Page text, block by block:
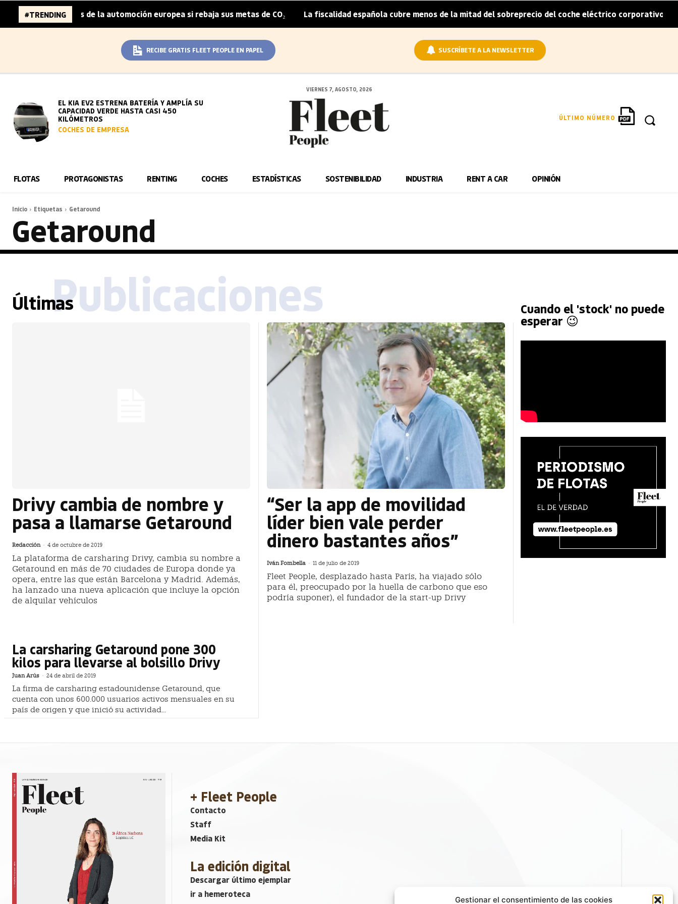
Gestionar el consentimiento de las cookies
#TRENDING
96.000 millones de la automoción europea si rebaja sus metas de CO₂ | La fiscalidad española cubre menos de la mitad del sobreprecio del coche eléctrico corporativo |
RECIBE GRATIS FLEET PEOPLE EN PAPEL SUSCRÍBETE A LA NEWSLETTER
EL KIA EV2 ESTRENA BATERÍA Y AMPLÍA SU
CAPACIDAD VERDE HASTA CASI 450
KILÓMETROS
COCHES DE EMPRESA
VIERNES 7, AGOSTO, 2026
ÚLTIMO NÚMERO
FLOTAS PROTAGONISTAS RENTING COCHES ESTADÍSTICAS SOSTENIBILIDAD INDUSTRIA RENT A CAR OPINIÓN
Inicio Etiquetas Getaround
Getaround
ÚltimasPublicaciones
Drivy cambia de nombre y
pasa a llamarse Getaround
Redacción - 4 de octubre de 2019
La plataforma de carsharing Drivy, cambia su nombre a
Getaround en más de 70 ciudades de Europa donde ya
opera, entre las que están Barcelona y Madrid. Además,
ha lanzado una nueva aplicación que incluye la opción
de alquilar vehículos
“Ser la app de movilidad
líder bien vale perder
dinero bastantes años”
Iván Fombella - 11 de julio de 2019
Fleet People, desplazado hasta París, ha viajado sólo
para él, preocupado por la huella de carbono que eso
podría suponer), el fundador de la start-up Drivy
La carsharing Getaround pone 300
kilos para llevarse al bolsillo Drivy
Juan Arús - 24 de abril de 2019
La firma de carsharing estadounidense Getaround, que
cuenta con unos 600.000 usuarios activos mensuales en su
país de origen y que inició su actividad...
Cuando el 'stock' no puede
esperar 😉
+ Fleet People
Contacto
Staff
Media Kit
La edición digital
Descargar último ejemplar
ir a hemeroteca